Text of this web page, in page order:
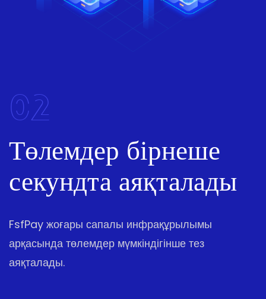
02
Төлемдер бірнеше
секундта аяқталады
FsfPay жоғары сапалы инфрақұрылымы
арқасында төлемдер мүмкіндігінше тез
аяқталады.